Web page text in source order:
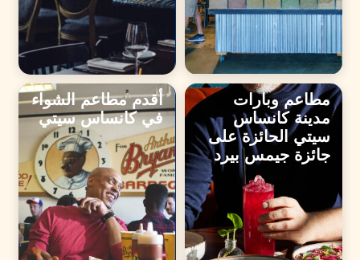
مطاعم وبارات
مدينة كانساس
سيتي الحائزة على
جائزة جيمس بيرد
أقدم مطاعم الشواء
في كانساس سيتي